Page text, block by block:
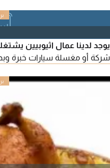
يوجد لدينا عمال اثيوبيين
شركة أو مغسلة سيارات خبرة